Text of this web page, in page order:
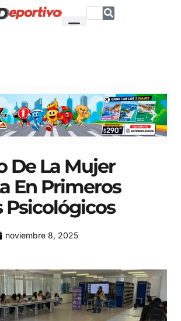
De La Mujer
En Primeros
Psicológicos
noviembre 8, 2025